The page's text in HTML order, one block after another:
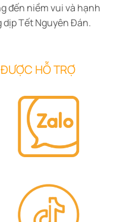
đến niềm vui và hạnh
Tết Nguyên Đán.
HỖ TRỢ